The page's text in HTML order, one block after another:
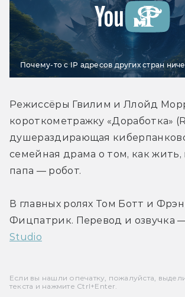
Почему-то с IP адресов других стран
Режиссёры Гвилим и Ллойд
короткометражку «Доработка»
душераздирающая
семейная драма о том, как жить,
папа — робот.
В главных ролях Том Ботт и
Фицпатрик. Перевод и озвучка
Studio
Если вы нашли опечатку, пожалуйста,
текста и нажмите Ctrl+Enter.